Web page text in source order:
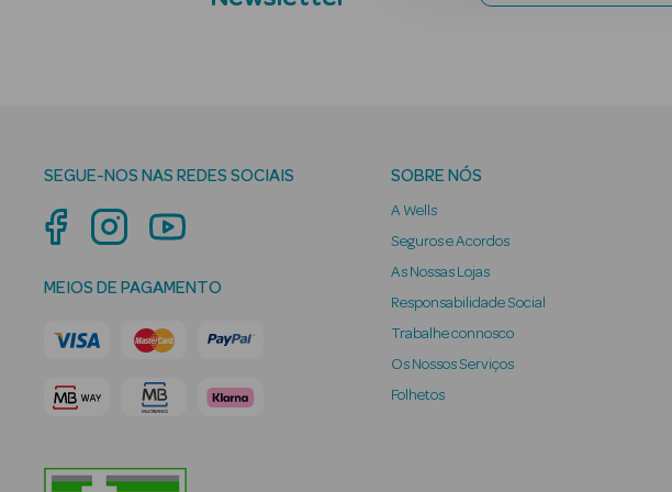
SEGUE-NOS NAS REDES SOCIAIS
MEIOS DE PAGAMENTO
SOBRE NÓS
A Wells
Seguros e Acordos
As Nossas Lojas
Responsabilidade Social
Trabalhe connosco
Os Nossos Serviços
Folhetos